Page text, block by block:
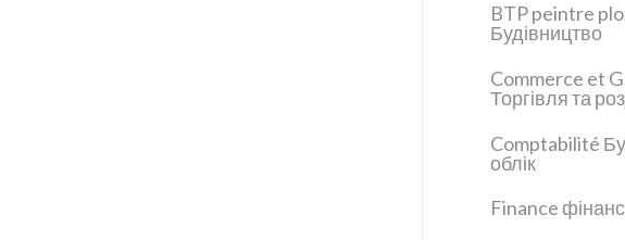
BTP peintre
Будівництво
Commerce et
Торгівля та
Comptabilité
облік
Finance